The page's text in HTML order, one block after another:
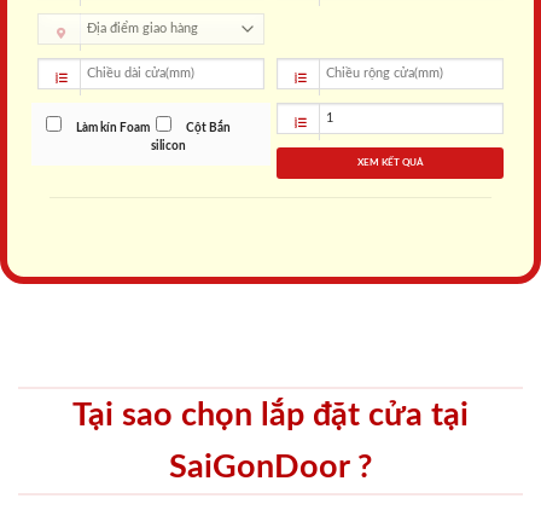
Làm kín Foam
Cột Bắn
silicon
XEM KẾT QUẢ
Tại sao chọn lắp đặt cửa tại
SaiGonDoor ?